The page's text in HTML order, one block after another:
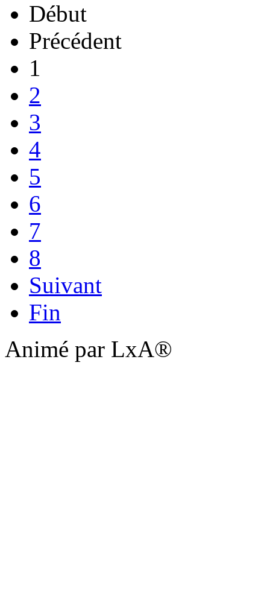
Début
Précédent
1
2
3
4
5
6
7
8
Suivant
Fin
Animé par LxA®